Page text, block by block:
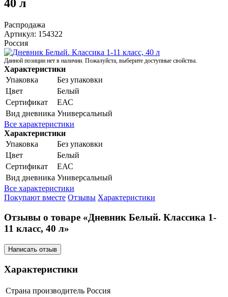
40 л
Распродажа
Артикул: 154322
Россия
Данной позиции нет в наличии. Пожалуйста, выберите доступные свойства.
Характеристики
Упаковка
Без упаковки
Цвет
Белый
Сертификат
ЕАС
Вид дневника Универсальный
Все характеристики
Характеристики
Упаковка
Без упаковки
Цвет
Белый
Сертификат
ЕАС
Вид дневника Универсальный
Все характеристики
Покупают вместе Отзывы Характеристики
Отзывы о товаре «Дневник Белый. Классика 1-
11 класс, 40 л»
Написать отзыв
Характеристики
Страна производитель Россия